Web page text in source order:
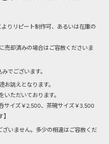
りリピート制作可、あるいは在庫の
売却済みの場合はご容赦くださいま
でございます。
お誂えとなります。
いただいております。
サイズ￥2,500、茶碗サイズ￥3,500
いません。多少の相違はご容赦くだ